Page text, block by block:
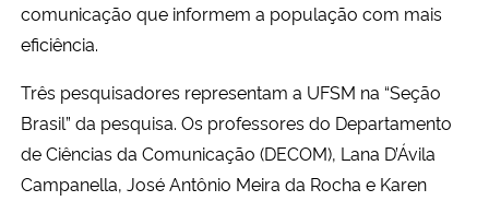
comunicação que informem a população com mais
eficiência.
Três pesquisadores representam a UFSM na “Seção
Brasil” da pesquisa. Os professores do Departamento
de Ciências da Comunicação (DECOM), Lana D’Ávila
Campanella, José Antônio Meira da Rocha e Karen